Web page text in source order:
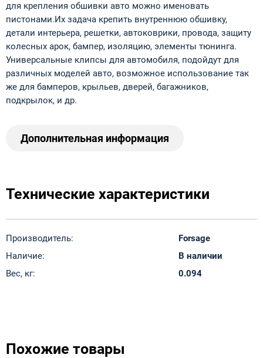
для крепления обшивки авто можно именовать
пистонами.Их задача крепить внутреннюю обшивку,
детали интерьера, решетки, автоковрики, провода, защиту
колесных арок, бампер, изоляцию, элементы тюнинга.
Универсальные клипсы для автомобиля, подойдут для
различных моделей авто, возможное использование так
же для бамперов, крыльев, дверей, багажников,
подкрылок, и др.
Дополнительная информация
Технические характеристики
Производитель:
Forsage
Наличие:
В наличии
Вес, кг:
0.094
Похожие товары